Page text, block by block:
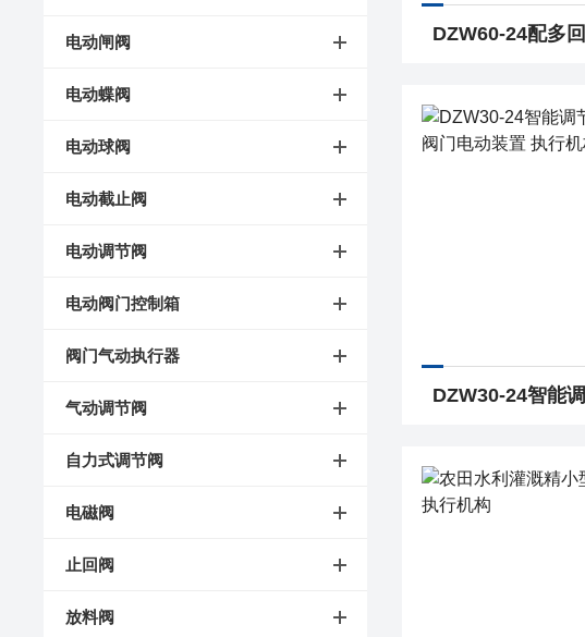
电动闸阀
电动蝶阀
电动球阀
电动截止阀
电动调节阀
电动阀门控制箱
阀门气动执行器
气动调节阀
自力式调节阀
电磁阀
止回阀
放料阀